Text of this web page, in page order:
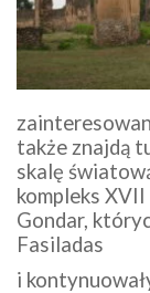
także znajdą
skalę
kompleks
Gondar,
Fasiladas
i